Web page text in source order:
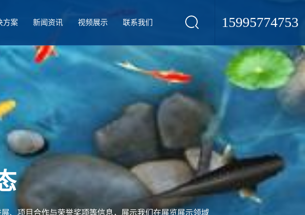
15995774753
方案 新闻资讯 视频展示 联系我们
、项目合作与荣誉奖项等信息，展示我们在展览展示领域